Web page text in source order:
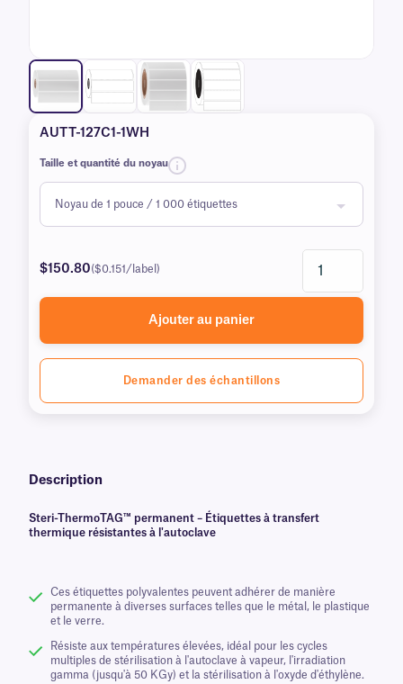
AUTT-127C1-1WH
Taille et quantité du noyau
$150.80($0.151/label)
Ajouter au panier
Demander des échantillons
Description
Steri-ThermoTAG™ permanent – Étiquettes à transfert
thermique résistantes à l'autoclave
Ces étiquettes polyvalentes peuvent adhérer de manière
permanente à diverses surfaces telles que le métal, le plastique
et le verre.
Résiste aux températures élevées, idéal pour les cycles
multiples de stérilisation à l'autoclave à vapeur, l'irradiation
gamma (jusqu'à 50 KGy) et la stérilisation à l'oxyde d'éthylène.